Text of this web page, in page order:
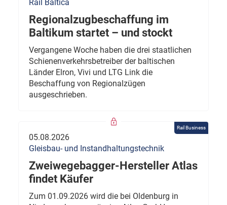
Rail Baltica
Regionalzugbeschaffung im
Baltikum startet – und stockt
Vergangene Woche haben die drei staatlichen
Schienenverkehrsbetreiber der baltischen
Länder Elron, Vivi und LTG Link die
Beschaffung von Regionalzügen
ausgeschrieben.
Rail Business
05.08.2026
Gleisbau- und Instandhaltungstechnik
Zweiwegebagger-Hersteller Atlas
findet Käufer
Zum 01.09.2026 wird die bei Oldenburg in